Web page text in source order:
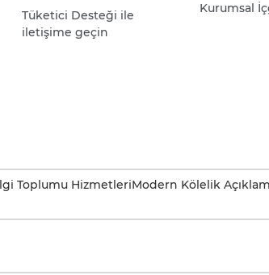
Tüketici Desteği ile
iletişime geçin
Kurumsal
Toplumu HizmetleriModern Kölelik